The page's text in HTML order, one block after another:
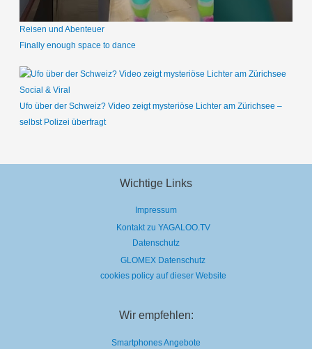
Reisen und Abenteuer
Finally enough space to dance
Social & Viral
Ufo über der Schweiz? Video zeigt mysteriöse Lichter am Zürichsee –
selbst Polizei überfragt
Wichtige Links
Impressum
Kontakt zu YAGALOO.TV
Datenschutz
GLOMEX Datenschutz
cookies policy auf dieser Website
Wir empfehlen:
Smartphones Angebote